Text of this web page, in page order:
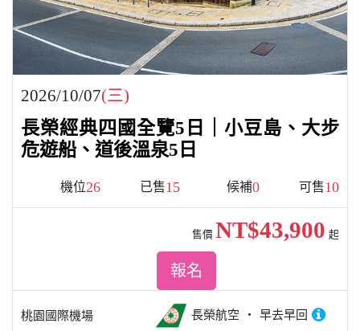
2026/10/07(三)
長榮經典四國全覽5日｜小豆島、大步
危遊船、道後溫泉5日
機位26 已售15 候補0 可售10
桃園國際機場 長榮航空 早去早回
售價 NT$43,900 起
報名